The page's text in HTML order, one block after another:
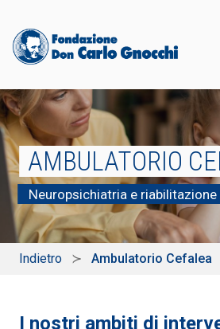
AMBULATORIO
Neuropsichiatria e
Indietro Ambulatorio Cefalea
I nostri ambiti di